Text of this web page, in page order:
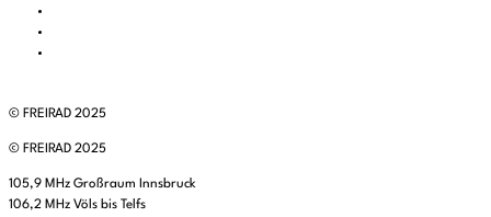
© FREIRAD 2025
© FREIRAD 2025
105,9 MHz Großraum Innsbruck
106,2 MHz Völs bis Telfs